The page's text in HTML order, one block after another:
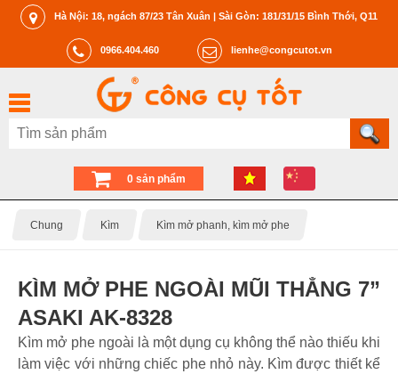
Hà Nội: 18, ngách 87/23 Tân Xuân | Sài Gòn: 181/31/15 Bình Thới, Q11
0966.404.460 lienhe@congcutot.vn
0 sản phẩm
Chung Kìm Kìm mở phanh, kìm mở phe
KÌM MỞ PHE NGOÀI MŨI THẲNG 7”
ASAKI AK-8328
Kìm mở phe ngoài là một dụng cụ không thể nào thiếu khi
làm việc với những chiếc phe nhỏ này. Kìm được thiết kể